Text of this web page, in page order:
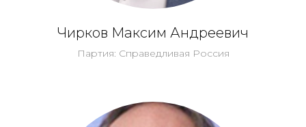
Чирков Максим Андреевич
Партия: Справедливая Россия